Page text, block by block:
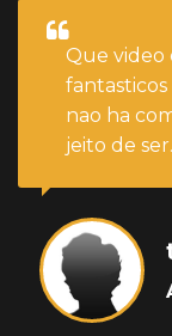
Que video
fantasticos
nao ha
jeito de ser.